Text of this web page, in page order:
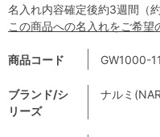
商品コード GW1000-
ブランド/シ
リーズ
ナルミ
名入れ内容確定後約3週間（約
この商品への名入れをご希望